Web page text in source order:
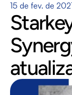
15 de fev. de